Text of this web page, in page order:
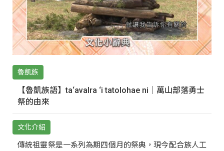
魯凱族
【魯凱族語】ta‘avalra ‘i tatolohae ni｜萬山部落勇士
祭的由來
文化介紹
傳統祖靈祭是一系列為期四個月的祭典，現今配合族人工